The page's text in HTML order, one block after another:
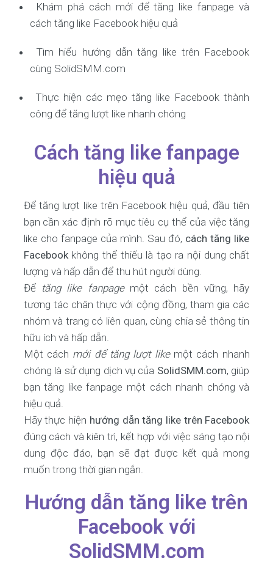
Khám phá cách mới để tăng like fanpage và
cách tăng like Facebook hiệu quả
Tìm hiểu hướng dẫn tăng like trên Facebook
cùng SolidSMM.com
Thực hiện các mẹo tăng like Facebook thành
công để tăng lượt like nhanh chóng
Cách tăng like fanpage
hiệu quả
Để tăng lượt like trên Facebook hiệu quả, đầu tiên
bạn cần xác định rõ mục tiêu cụ thể của việc tăng
like cho fanpage của mình. Sau đó, cách tăng like
Facebookkhông thể thiếu là tạo ra nội dung chất
lượng và hấp dẫn để thu hút người dùng.
Để tăng like fanpagemột cách bền vững, hãy
tương tác chân thực với cộng đồng, tham gia các
nhóm và trang có liên quan, cùng chia sẻ thông tin
hữu ích và hấp dẫn.
Một cách mới để tăng lượt likemột cách nhanh
chóng là sử dụng dịch vụ của SolidSMM.com, giúp
bạn tăng like fanpage một cách nhanh chóng và
hiệu quả.
Hãy thực hiện hướng dẫn tăng like trên Facebook
đúng cách và kiên trì, kết hợp với việc sáng tạo nội
dung độc đáo, bạn sẽ đạt được kết quả mong
muốn trong thời gian ngắn.
Hướng dẫn tăng like trên
Facebook với
SolidSMM.com